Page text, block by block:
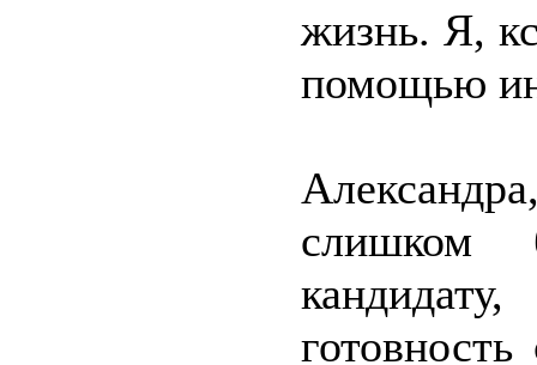
жизнь. Я,
помощью
слишком